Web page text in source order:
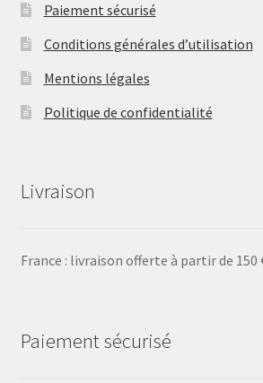
Paiement sécurisé
Conditions générales d’utilisation
Mentions légales
Politique de confidentialité
Livraison
France : livraison offerte à partir de 150
Paiement sécurisé